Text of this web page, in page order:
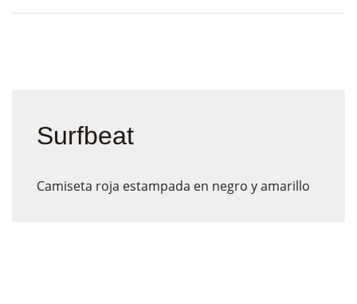
Surfbeat
Camiseta roja estampada en negro y amarillo